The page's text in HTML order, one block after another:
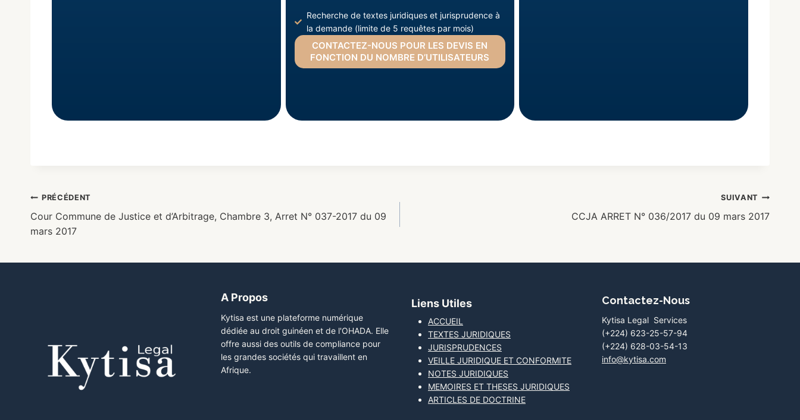
Recherche de textes juridiques et jurisprudence à
la demande (limite de 5 requêtes par mois)
CONTACTEZ-NOUS POUR LES DEVIS EN
FONCTION DU NOMBRE D’UTILISATEURS
PRÉCÉDENT
Cour Commune de Justice et d’Arbitrage, Chambre 3, Arret N° 037-2017 du 09
mars 2017
SUIVANT
CCJA ARRET N° 036/2017 du 09 mars 2017
A Propos
Kytisa est une plateforme numérique
dédiée au droit guinéen et de l'OHADA. Elle
offre aussi des outils de compliance pour
les grandes sociétés qui travaillent en
Afrique.
Liens Utiles
ACCUEIL
TEXTES JURIDIQUES
JURISPRUDENCES
VEILLE JURIDIQUE ET CONFORMITE
NOTES JURIDIQUES
MEMOIRES ET THESES JURIDIQUES
ARTICLES DE DOCTRINE
Contactez-Nous
Kytisa Legal Services
(+224) 623-25-57-94
(+224) 628-03-54-13
info@kytisa.com